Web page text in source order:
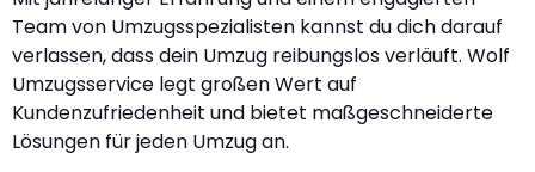
Team von Umzugsspezialisten kannst du dich darauf
verlassen, dass dein Umzug reibungslos verläuft. Wolf
Umzugsservice legt großen Wert auf
Kundenzufriedenheit und bietet maßgeschneiderte
Lösungen für jeden Umzug an.